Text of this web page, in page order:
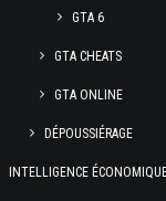
GTA 6
GTA CHEATS
GTA ONLINE
DÉPOUSSIÉRAGE
INTELLIGENCE